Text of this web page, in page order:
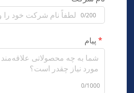
0/200
پیام
0/1000